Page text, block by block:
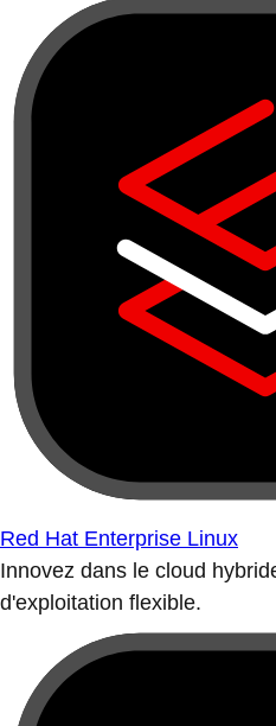
Red Hat Enterprise Linux
Innovez dans le cloud
d'exploitation flexible.